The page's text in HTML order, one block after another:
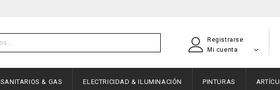
Registrarse
Mi cuenta
SANITARIOS & GAS ELECTRICIDAD & ILUMINACIÓN PINTURAS